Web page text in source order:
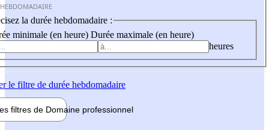
la durée hebdomadaire :
minimale (en heure) Durée maximale (en heure)
heures
le filtre de durée hebdomadaire
filtres de Domaine professionnel